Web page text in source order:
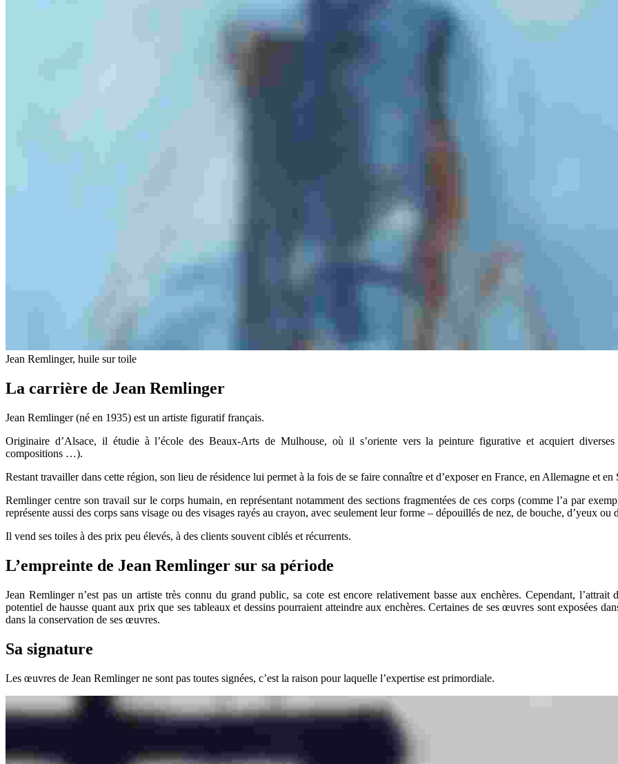
Jean Remlinger, huile sur toile
La carrière de Jean Remlinger
Jean Remlinger (né en 1935) est un artiste figuratif français.
Originaire d’Alsace, il étudie à l’école des Beaux-Arts de Mulhouse, où il s’oriente vers la peinture figurative et acquiert diverses
compositions …).
Restant travailler dans cette région, son lieu de résidence lui permet à la fois de se faire connaître et d’exposer en France, en Allemagne et en
Remlinger centre son travail sur le corps humain, en représentant notamment des sections fragmentées de ces corps (comme l’a par
représente aussi des corps sans visage ou des visages rayés au crayon, avec seulement leur forme – dépouillés de nez, de bouche, d’yeux ou
Il vend ses toiles à des prix peu élevés, à des clients souvent ciblés et récurrents.
L’empreinte de Jean Remlinger sur sa période
Jean Remlinger n’est pas un artiste très connu du grand public, sa cote est encore relativement basse aux enchères. Cependant,
potentiel de hausse quant aux prix que ses tableaux et dessins pourraient atteindre aux enchères. Certaines de ses œuvres sont exposées
dans la conservation de ses œuvres.
Sa signature
Les œuvres de Jean Remlinger ne sont pas toutes signées, c’est la raison pour laquelle l’expertise est primordiale.